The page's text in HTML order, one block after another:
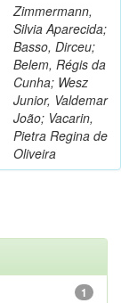
Zimmermann,
Silvia Aparecida;
Basso, Dirceu;
Belem, Régis da
Cunha; Wesz
Junior, Valdemar
João; Vacarin,
Pietra Regina de
Oliveira
1